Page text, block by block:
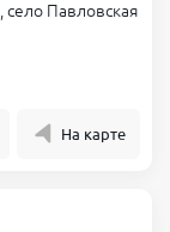
село Павловская
На карте